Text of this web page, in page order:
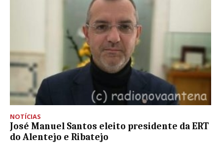
NOTÍCIAS
José Manuel Santos eleito presidente da ERT
do Alentejo e Ribatejo